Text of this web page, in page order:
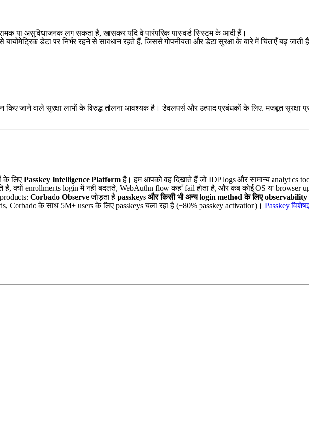
या असुविधाजनक लग सकता है, खासकर यदि वे पारंपरिक पासवर्ड सिस्टम के आदी हैं।
डेटा पर निर्भर रहने से सावधान रहते हैं, जिससे गोपनीयता और डेटा सुरक्षा के बारे में चिंताएँ बढ़ जाती
किए जाने वाले सुरक्षा लाभों के विरुद्ध तौलना आवश्यक है। डेवलपर्स और उत्पाद प्रबंधकों के लिए, मजबूत सुरक्षा
के लिए Passkey Intelligence Platformहै। हम आपको वह दिखाते हैं जो IDP logs और सामान्य analytics
हैं, क्यों enrollments login में नहीं बदलते, WebAuthn flow कहाँ fail होता है, और कब कोई OS या browser
Corbado Observeजोड़ता है passkeys और किसी भी अन्य login method के लिए
के साथ 5M+ users के लिए passkeys चला रहा है (+80% passkey activation)। Passkey